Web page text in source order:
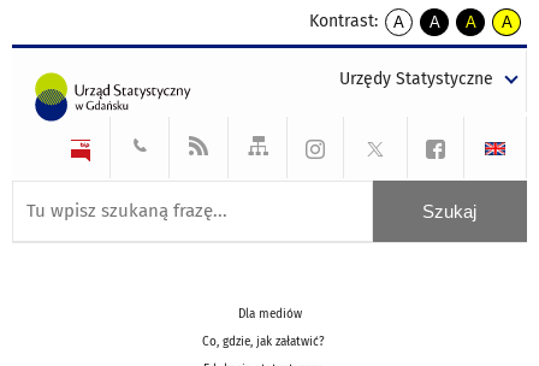
Kontrast:
A
kontrast
A
kontrast
tekst
czarnym
A
kontrast
tekst
czarnym
A
tekst
żółtym
Urzędy Statystyczne
Dla mediów
Co, gdzie, jak załatwić?